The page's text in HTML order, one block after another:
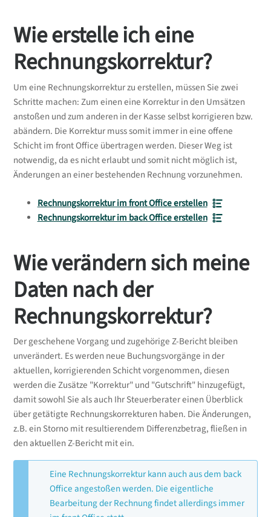
Unsere Supportabteilung und die auf dieser
Plattform zur Verfügung gestellten Informationen
sind nicht dazu befugt, individuelle rechtliche oder
steuerliche Beratung anzubieten. Wir empfehlen
dringend, bei buchhalterischen und steuerlichen
Angelegenheiten einen qualifizierten Fachexperten
zu konsultieren.
Wir können keine Gewähr für die Richtigkeit,
Vollständigkeit oder Aktualität der bereitgestellten
Informationen übernehmen. Die Nutzung der
Wie erstelle ich eine
Rechnungskorrektur?
Um eine Rechnungskorrektur zu erstellen, müssen Sie zwei
Schritte machen: Zum einen eine Korrektur in den Umsätzen
anstoßen und zum anderen in der Kasse selbst korrigieren bzw.
abändern. Die Korrektur muss somit immer in eine offene
Schicht im front Office übertragen werden. Dieser Weg ist
notwendig, da es nicht erlaubt und somit nicht möglich ist,
Änderungen an einer bestehenden Rechnung vorzunehmen.
Rechnungskorrektur im front Office erstellen
Rechnungskorrektur im back Office erstellen
Wie verändern sich meine
Daten nach der
Rechnungskorrektur?
Der geschehene Vorgang und zugehörige Z-Bericht bleiben
unverändert. Es werden neue Buchungsvorgänge in der
aktuellen, korrigierenden Schicht vorgenommen, diesen
werden die Zusätze "Korrektur" und "Gutschrift" hinzugefügt,
damit sowohl Sie als auch Ihr Steuerberater einen Überblick
über getätigte Rechnungskorrekturen haben. Die Änderungen,
z.B. ein Storno mit resultierendem Differenzbetrag, fließen in
den aktuellen Z-Bericht mit ein.
Eine Rechnungskorrektur kann auch aus dem back
Office angestoßen werden. Die eigentliche
Bearbeitung der Rechnung findet allerdings immer